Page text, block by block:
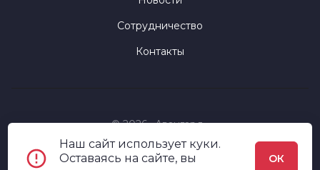
Сотрудничество
Контакты
© 2026 «Авангард»
Политика конфиденциальности
Наш сайт использует куки.
Оставаясь на сайте, вы
ОК